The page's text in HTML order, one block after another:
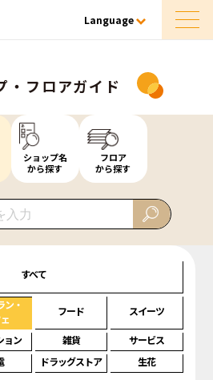
Language
・フロアガイド
ショップ名
から探す
フロア
から探す
すべて
ン・
フード スイーツ
ョン 雑貨
サービス
ドラッグストア 生花